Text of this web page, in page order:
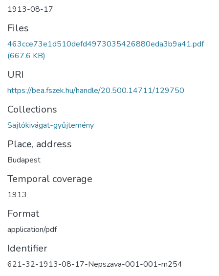
1913-08-17
Files
463cce73e1d510defd4973035426880eda3b9a41.pdf
(667.6 KB)
URI
https://bea.fszek.hu/handle/20.500.14711/129750
Collections
Sajtókivágat-gyűjtemény
Place, address
Budapest
Temporal coverage
1913
Format
application/pdf
Identifier
621-32-1913-08-17-Nepszava-001-001-m254